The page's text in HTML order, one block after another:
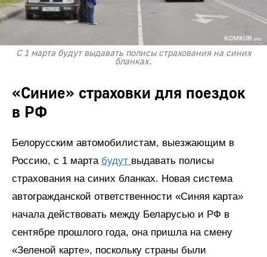
С 1 марта будут выдавать полисы страхования на синих
бланках.
«Синие» страховки для поездок
в РФ
Белорусским автомобилистам, выезжающим в
Россию, с 1 марта будут выдавать полисы
страхования на синих бланках. Новая система
автогражданской ответственности «Синяя карта»
начала действовать между Беларусью и РФ в
сентябре прошлого года, она пришла на смену
«Зеленой карте», поскольку страны были